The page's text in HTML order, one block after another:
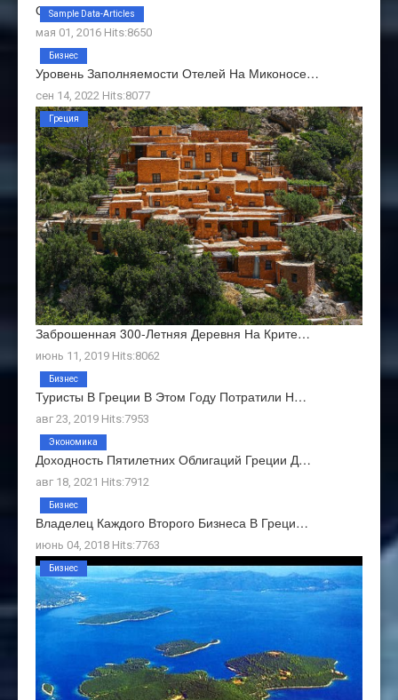
О Нас
мая 01, 2016 Hits:8650
Sample Data-Articles
Уровень Заполняемости Отелей На Миконосе…
сен 14, 2022 Hits:8077
Бизнес
Заброшенная 300-Летняя Деревня На Крите…
июнь 11, 2019 Hits:8062
Греция
Туристы В Греции В Этом Году Потратили Н…
авг 23, 2019 Hits:7953
Бизнес
Доходность Пятилетних Облигаций Греции Д…
авг 18, 2021 Hits:7912
Экономика
Владелец Каждого Второго Бизнеса В Греци…
июнь 04, 2018 Hits:7763
Бизнес
Бизнес